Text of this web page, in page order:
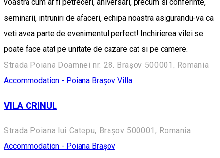
voastra cum ar fi petreceri, aniversari, precum si conferinte,
seminarii, intruniri de afaceri, echipa noastra asigurandu-va ca
veti avea parte de evenimentul perfect! Inchirierea vilei se
poate face atat pe unitate de cazare cat si pe camere.
Strada Poiana Doamnei nr. 28, Brașov 500001, Romania
Accommodation - Poiana Brașov Villa
VILA CRINUL
Strada Poiana lui Catepu, Brașov 500001, Romania
Accommodation - Poiana Brașov